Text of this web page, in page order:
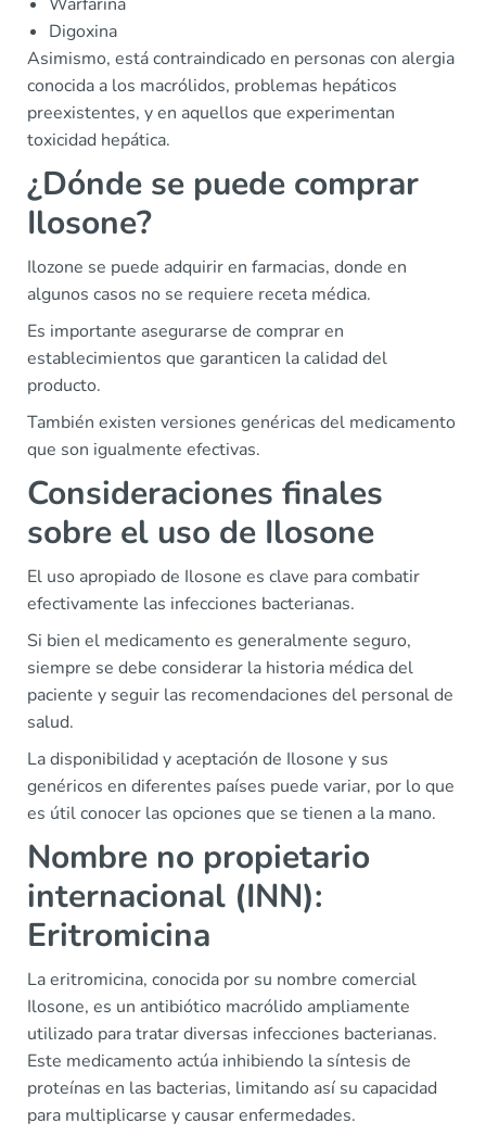
Digoxina
Asimismo, está contraindicado en personas con alergia
conocida a los macrólidos, problemas hepáticos
preexistentes, y en aquellos que experimentan
toxicidad hepática.
¿Dónde se puede comprar
Ilosone?
Ilozone se puede adquirir en farmacias, donde en
algunos casos no se requiere receta médica.
Es importante asegurarse de comprar en
establecimientos que garanticen la calidad del
producto.
También existen versiones genéricas del medicamento
que son igualmente efectivas.
Consideraciones finales
sobre el uso de Ilosone
El uso apropiado de Ilosone es clave para combatir
efectivamente las infecciones bacterianas.
Si bien el medicamento es generalmente seguro,
siempre se debe considerar la historia médica del
paciente y seguir las recomendaciones del personal de
salud.
La disponibilidad y aceptación de Ilosone y sus
genéricos en diferentes países puede variar, por lo que
es útil conocer las opciones que se tienen a la mano.
Nombre no propietario
internacional (INN):
Eritromicina
La eritromicina, conocida por su nombre comercial
Ilosone, es un antibiótico macrólido ampliamente
utilizado para tratar diversas infecciones bacterianas.
Este medicamento actúa inhibiendo la síntesis de
proteínas en las bacterias, limitando así su capacidad
para multiplicarse y causar enfermedades.